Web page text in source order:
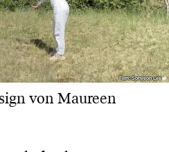
Film: Sohyeon Lee
Film: Sohyeon Lee
von Maureen